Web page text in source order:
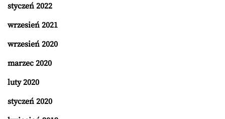
styczeń 2022
wrzesień 2021
wrzesień 2020
marzec 2020
luty 2020
styczeń 2020